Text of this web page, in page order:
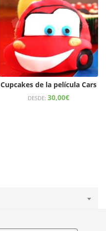
Cupcakes de la película Cars
DESDE: 30,00€